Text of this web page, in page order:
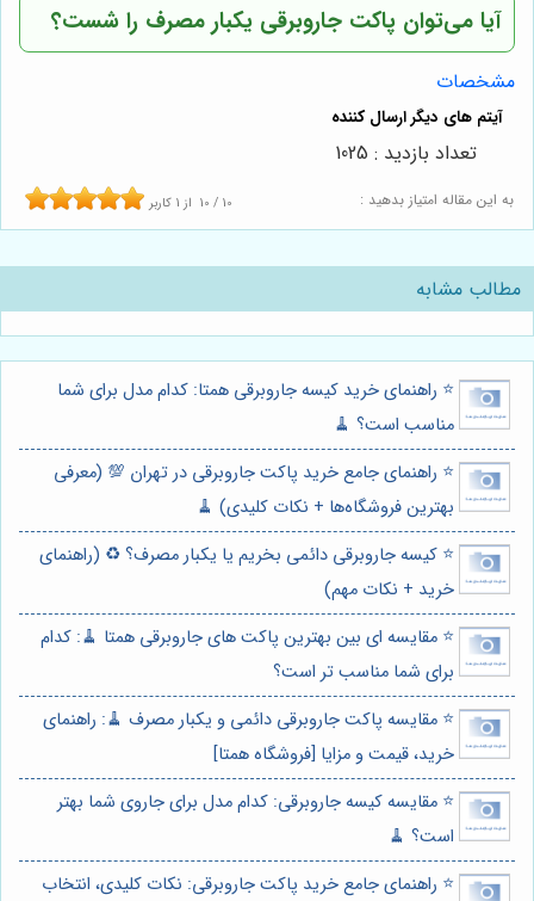
آیا می‌توان پاکت جاروبرقی یکبار مصرف را شست؟
مشخصات
به این مقاله امتیاز بدهید : 10 / 10 از 1 کاربر
تعداد بازدید : 1025
مطالب مشابه
⭐️ راهنمای خرید کیسه جاروبرقی همتا: کدام مدل برای شما
مناسب است؟ 🧹
⭐️ راهنمای جامع خرید پاکت جاروبرقی در تهران 💯 (معرفی
بهترین فروشگاه‌ها + نکات کلیدی) 🧹
⭐️ کیسه جاروبرقی دائمی بخریم یا یکبار مصرف؟ ♻️ (راهنمای
خرید + نکات مهم)
⭐️ مقایسه ای بین بهترین پاکت های جاروبرقی همتا 🧹: کدام
برای شما مناسب تر است؟
⭐️ مقایسه پاکت جاروبرقی دائمی و یکبار مصرف 🧹: راهنمای
خرید، قیمت و مزایا [فروشگاه همتا]
⭐️ مقایسه کیسه جاروبرقی: کدام مدل برای جاروی شما بهتر
است؟ 🧹
⭐️ راهنمای جامع خرید پاکت جاروبرقی: نکات کلیدی، انتخاب